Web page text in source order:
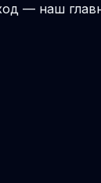
— наш